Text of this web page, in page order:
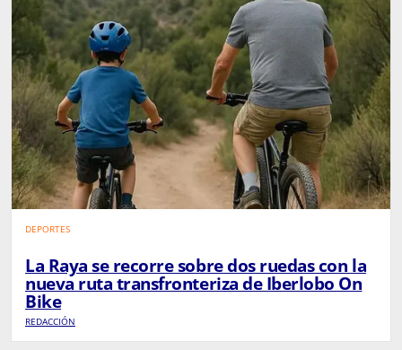
DEPORTES
La Raya se recorre sobre dos ruedas con la
nueva ruta transfronteriza de Iberlobo On
Bike
REDACCIÓN